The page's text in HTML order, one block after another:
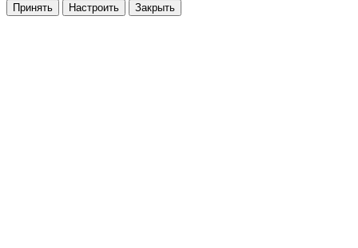
Принять Настроить Закрыть